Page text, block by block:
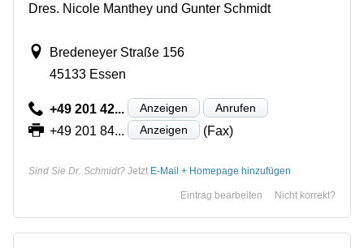
Dres. Nicole Manthey und Gunter Schmidt
Bredeneyer Straße 156
45133 Essen
+49 201 42... Anzeigen Anrufen
+49 201 84... Anzeigen (Fax)
Sind Sie Dr. Schmidt? Jetzt E-Mail + Homepage hinzufügen
Nicht korrekt?
Eintrag bearbeiten